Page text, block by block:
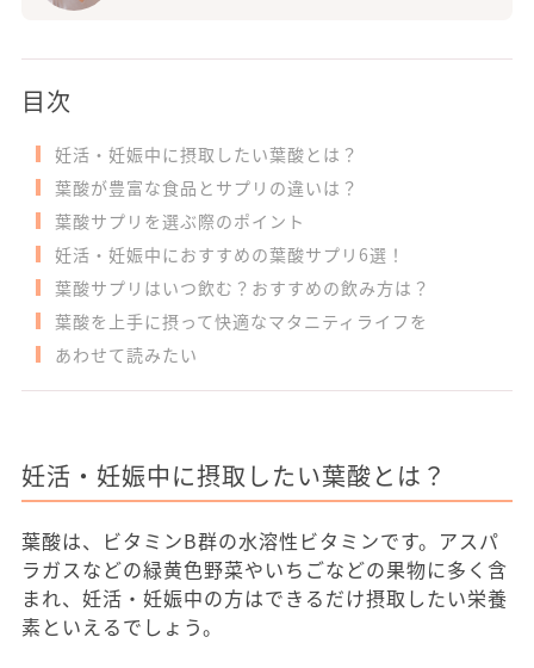
目次
妊活・妊娠中に摂取したい葉酸とは？
葉酸が豊富な食品とサプリの違いは？
葉酸サプリを選ぶ際のポイント
妊活・妊娠中におすすめの葉酸サプリ6選！
葉酸サプリはいつ飲む？おすすめの飲み方は？
葉酸を上手に摂って快適なマタニティライフを
あわせて読みたい
妊活・妊娠中に摂取したい葉酸とは？
葉酸は、ビタミンB群の水溶性ビタミンです。アスパ
ラガスなどの緑黄色野菜やいちごなどの果物に多く含
まれ、妊活・妊娠中の方はできるだけ摂取したい栄養
素といえるでしょう。